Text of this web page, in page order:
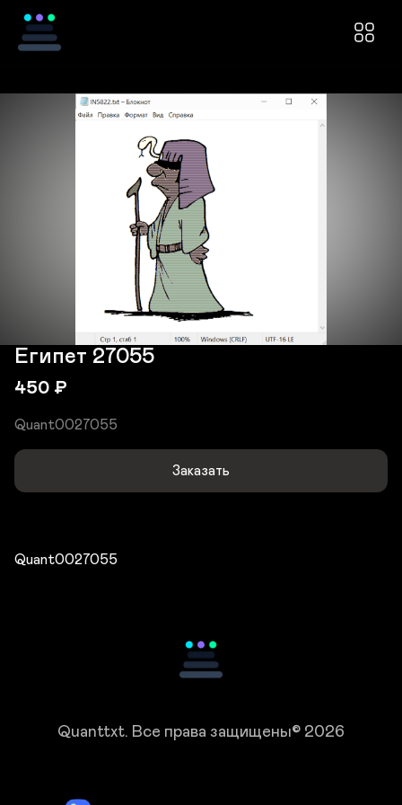
Египет 27055
450 ₽
Quant0027055
Заказать
Quant0027055
Quanttxt. Все права защищены© 2026